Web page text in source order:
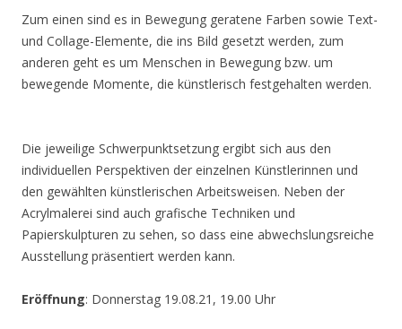
Zum einen sind es in Bewegung geratene Farben sowie Text-
und Collage-Elemente, die ins Bild gesetzt werden, zum
anderen geht es um Menschen in Bewegung bzw. um
bewegende Momente, die künstlerisch festgehalten werden.
Die jeweilige Schwerpunktsetzung ergibt sich aus den
individuellen Perspektiven der einzelnen Künstlerinnen und
den gewählten künstlerischen Arbeitsweisen. Neben der
Acrylmalerei sind auch grafische Techniken und
Papierskulpturen zu sehen, so dass eine abwechslungsreiche
Ausstellung präsentiert werden kann.
Eröffnung: Donnerstag 19.08.21, 19.00 Uhr